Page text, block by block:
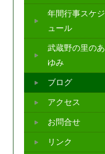
年間行事スケジ
ュール
武蔵野の里のあ
ゆみ
ブログ
アクセス
お問合せ
リンク